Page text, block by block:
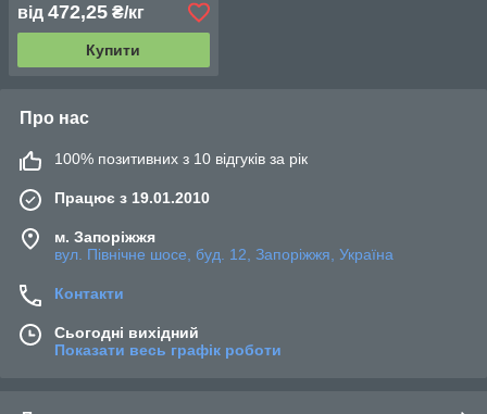
від 472,25 ₴/кг
Купити
Про нас
100% позитивних з 10 відгуків за рік
Працює з 19.01.2010
м. Запоріжжя
вул. Північне шосе, буд. 12, Запоріжжя, Україна
Контакти
Сьогодні вихідний
Показати весь графік роботи